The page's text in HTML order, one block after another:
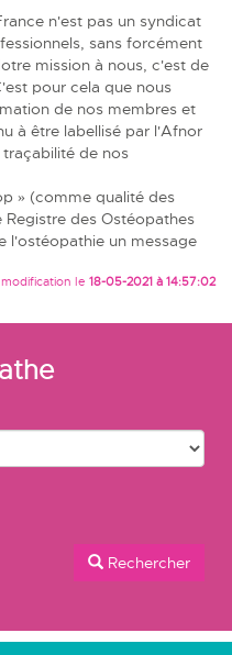
n'est pas un syndicat
sans forcément
mission à nous, c'est de
pour cela que nous
de nos membres et
à être labellisé par l'Afnor
de nos
» (comme qualité des
des Ostéopathes
l'ostéopathie un message
le 18-05-2021 à 14:57:02
Rechercher